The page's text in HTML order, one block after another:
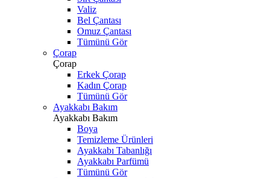
Valiz
Bel Çantası
Omuz Çantası
Tümünü Gör
Çorap
Çorap
Erkek Çorap
Kadın Çorap
Tümünü Gör
Ayakkabı Bakım
Ayakkabı Bakım
Boya
Temizleme Ürünleri
Ayakkabı Tabanlığı
Ayakkabı Parfümü
Tümünü Gör